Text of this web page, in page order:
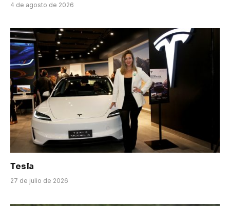
4 de agosto de 2026
Tesla
27 de julio de 2026